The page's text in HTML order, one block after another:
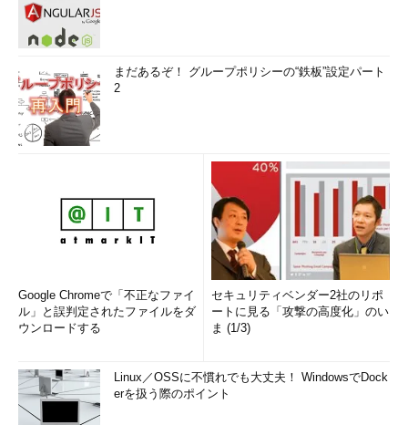
まだあるぞ！ グループポリシーの“鉄板”設定パート
2
Google Chromeで「不正なファイ
ル」と誤判定されたファイルをダ
ウンロードする
セキュリティベンダー2社のリポ
ートに見る「攻撃の高度化」のい
ま (1/3)
Linux／OSSに不慣れでも大丈夫！ WindowsでDock
erを扱う際のポイント